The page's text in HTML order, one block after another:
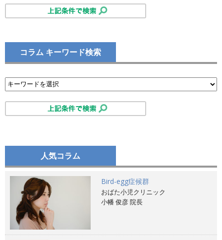
コラム キーワード検索
人気コラム
Bird-egg症候群
おばた小児クリニック
小幡 俊彦 院長